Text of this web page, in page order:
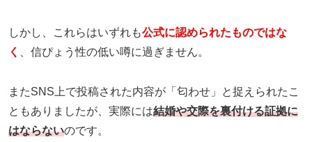
しかし、これらはいずれも公式に認められたものではな
く
、信ぴょう性の低い噂に過ぎません。
またSNS上で投稿された内容が「匂わせ」と捉えられたこ
ともありましたが、実際には結婚や交際を裏付ける証拠に
はならないのです。